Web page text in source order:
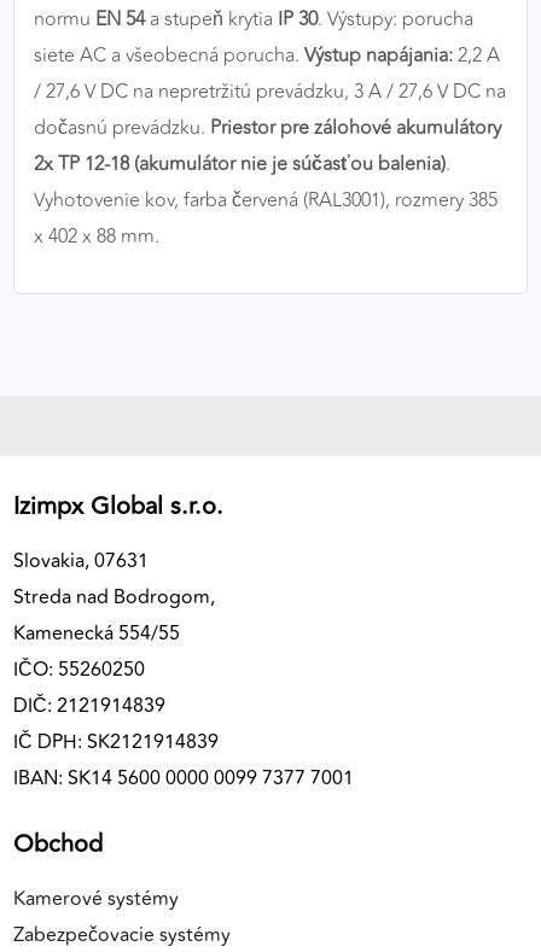
normu EN 54a stupeň krytia IP 30. Výstupy: porucha
siete AC a všeobecná porucha. Výstup napájania:2,2 A
/ 27,6 V DC na nepretržitú prevádzku, 3 A / 27,6 V DC na
dočasnú prevádzku. Priestor pre zálohové akumulátory
2x TP 12-18 (akumulátor nie je súčasťou balenia).
Vyhotovenie kov, farba červená (RAL3001), rozmery 385
x 402 x 88 mm.
Izimpx Global s.r.o.
Slovakia, 07631
Streda nad Bodrogom,
Kamenecká 554/55
IČO: 55260250
DIČ: 2121914839
IČ DPH: SK2121914839
IBAN: SK14 5600 0000 0099 7377 7001
Obchod
Kamerové systémy
Zabezpečovacie systémy
výkon a funkčnosť našich stránok.
Google Analytics
Poskytovateľ: Google
MARKETINGOVÉ COOKIES
správania používateľov naprieč webovými